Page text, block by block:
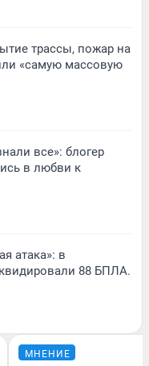
трассы, пожар на
«самую массовую
все»: блогер
в любви к
атака»: в
88 БПЛА.
МНЕНИЕ